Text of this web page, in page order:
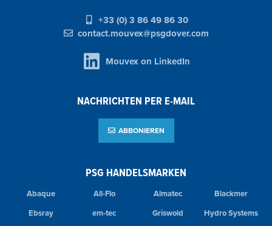
PSG HANDELSMARKEN
Abaque All-Flo Almatec
Blackmer
Ebsray
em-tec Griswold
Hydro Systems
+33 (0) 3 86 49 86 30
contact.mouvex@psgdover.com
Mouvex on LinkedIn
NACHRICHTEN PER E-MAIL
ABBONIEREN